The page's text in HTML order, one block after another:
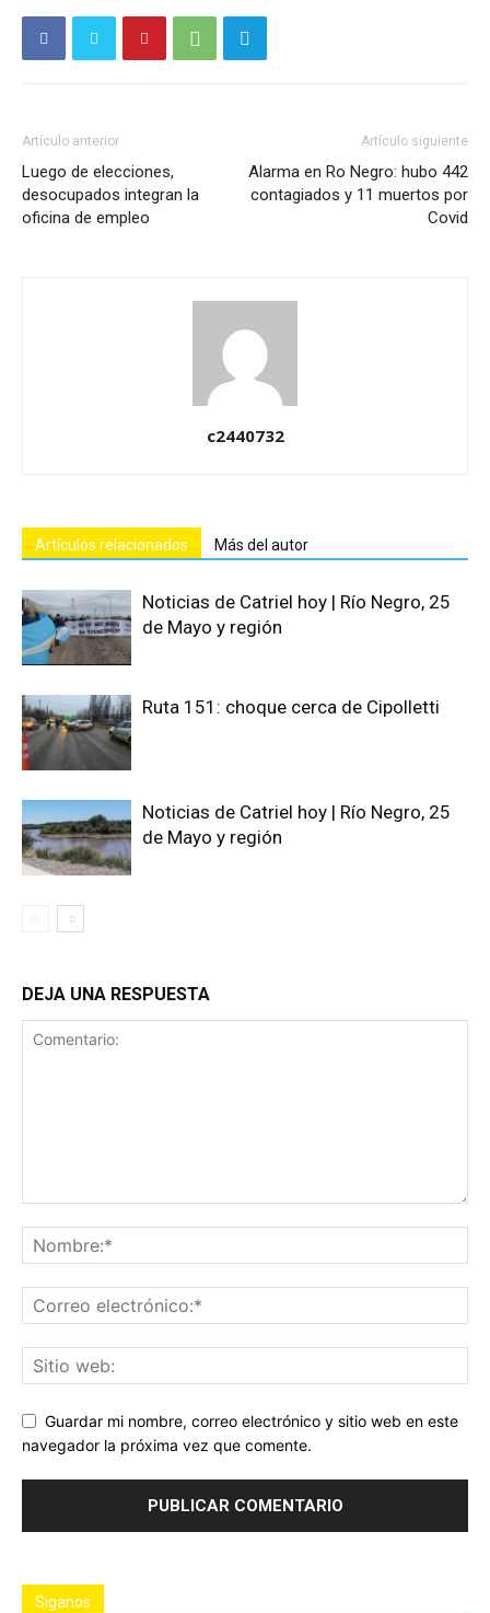
Artículo anterior
Luego de elecciones,
desocupados integran la
oficina de empleo
Artículo siguiente
Alarma en Ro Negro: hubo 442
contagiados y 11 muertos por
Covid
c2440732
Artículos relacionados Más del autor
Noticias de Catriel hoy | Río Negro, 25
de Mayo y región
Ruta 151: choque cerca de Cipolletti
Noticias de Catriel hoy | Río Negro, 25
de Mayo y región
DEJA UNA RESPUESTA
Guardar mi nombre, correo electrónico y sitio web en este
navegador la próxima vez que comente.
Siganos